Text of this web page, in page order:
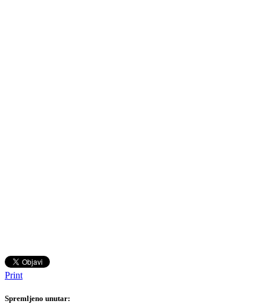
Print
Spremljeno unutar: